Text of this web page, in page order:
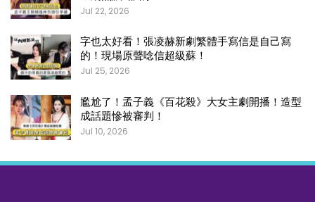
Jul 22, 2026
字也太好看！張凌赫新劇繁體手寫信是自己寫
的！現場原聲唸信超級蘇！
Jul 25, 2026
尷尬了！孟子義《百花殺》大女主劇開播！造型
成話題慘被審判！
Jul 10, 2026